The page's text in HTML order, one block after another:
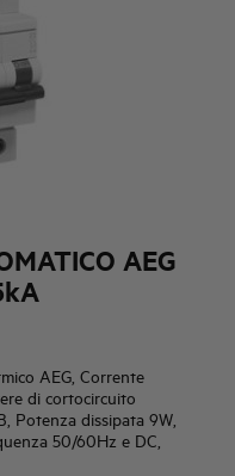
AEG
AEG, Corrente
di cortocircuito
Potenza dissipata 9W,
50/60Hz e DC,